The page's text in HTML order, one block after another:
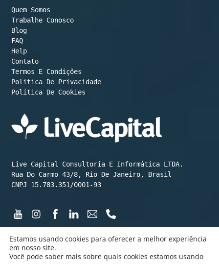
Quem Somos
Trabalhe Conosco
Blog
FAQ
Help
Contato
Termos E Condições
Política De Cookies
Live Capital Consultoria E Informática LTDA.
Rua Do Carmo 43/8, Rio De Janeiro, Brasil
CNPJ 15.783.351/0001-93
©️ LiveCapital 2015 até hoje
Estamos usando cookies para oferecer a melhor experiência
em nosso site.
Você pode saber mais sobre quais cookies estamos usando